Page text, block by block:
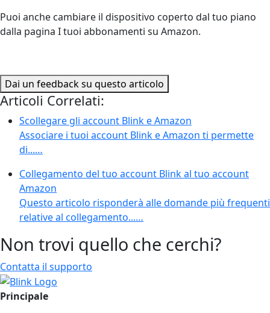
Puoi anche cambiare il dispositivo coperto dal tuo piano
dalla pagina I tuoi abbonamenti su Amazon.
Dai un feedback su questo articolo
Articoli Correlati:
Scollegare gli account Blink e Amazon
Associare i tuoi account Blink e Amazon ti permette
di...…
Collegamento del tuo account Blink al tuo account
Amazon
Questo articolo risponderà alle domande più frequenti
relative al collegamento...…
Non trovi quello che cerchi?
Contatta il supporto
Principale